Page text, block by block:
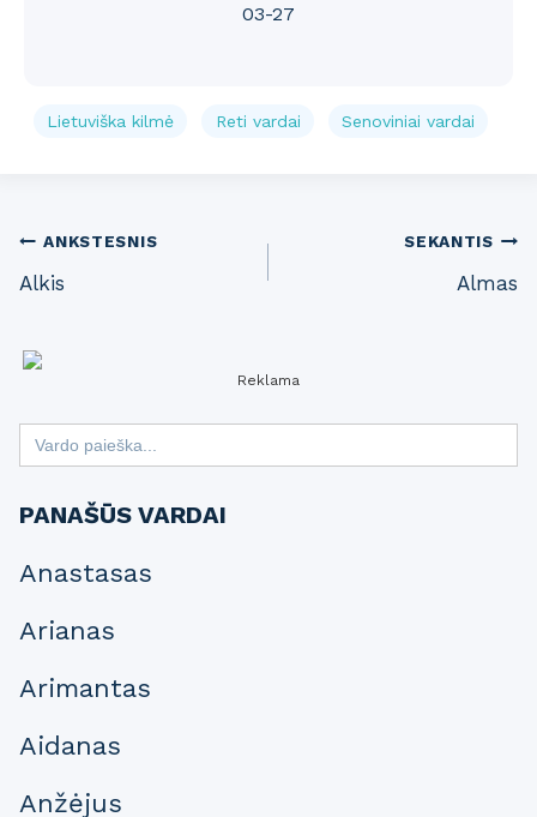
03-27
Lietuviška kilmė Reti vardai Senoviniai vardai
Post
navigation
ANKSTESNIS
Alkis
SEKANTIS
Almas
Reklama
Search
for:
PANAŠŪS VARDAI
Anastasas
Arianas
Arimantas
Aidanas
Anžėjus